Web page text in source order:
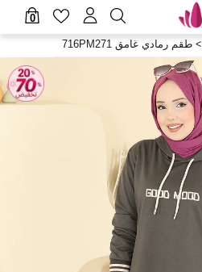
0
> طقم رمادي غامق 716PM271